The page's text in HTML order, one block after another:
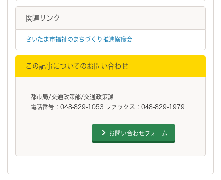
関連リンク
さいたま市福祉のまちづくり推進協議会
この記事についてのお問い合わせ
都市局/交通政策部/交通政策課
電話番号：048-829-1053 ファックス：048-829-1979
お問い合わせフォーム